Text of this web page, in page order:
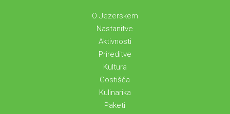
O Jezerskem
Nastanitve
Aktivnosti
Prireditve
Kultura
Gostišča
Kulinarika
Paketi